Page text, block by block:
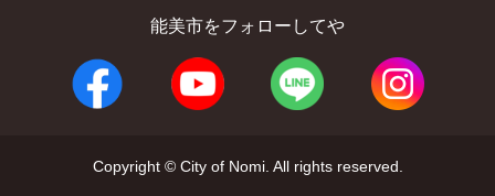
能美市をフォローしてや
Copyright © City of Nomi. All rights reserved.